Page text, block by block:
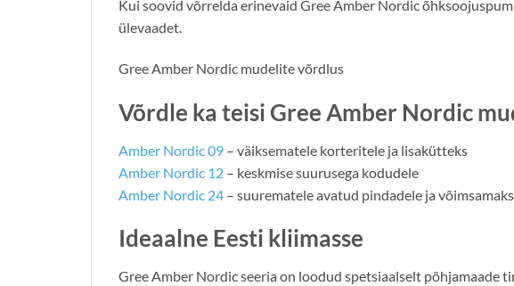
Kui soovid võrrelda erinevaid Gree Amber Nordic
ülevaadet.
Gree Amber Nordic mudelite võrdlus
Võrdle ka teisi Gree Amber Nordic
Amber Nordic 09 – väiksematele korteritele ja lisakütteks
Amber Nordic 12 – keskmise suurusega kodudele
Amber Nordic 24 – suurematele avatud pindadele ja
Ideaalne Eesti kliimasse
Gree Amber Nordic seeria on loodud spetsiaalselt põhjamaade